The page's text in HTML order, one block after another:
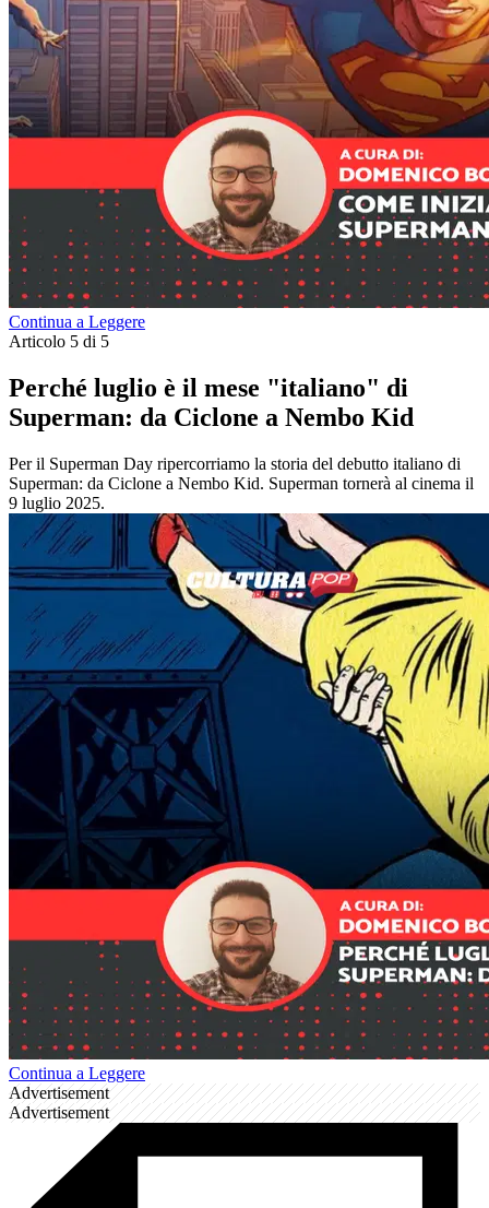
Continua a Leggere
Articolo 5 di 5
Perché luglio è il mese "italiano" di
Superman: da Ciclone a Nembo Kid
Per il Superman Day ripercorriamo la storia del debutto italiano di
Superman: da Ciclone a Nembo Kid. Superman tornerà al cinema il
9 luglio 2025.
Continua a Leggere
Advertisement
Advertisement